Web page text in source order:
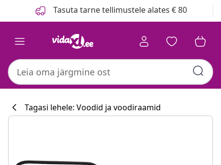
Tasuta tarne tellimustele alates € 80
Tagasi lehele: Voodid ja voodiraamid